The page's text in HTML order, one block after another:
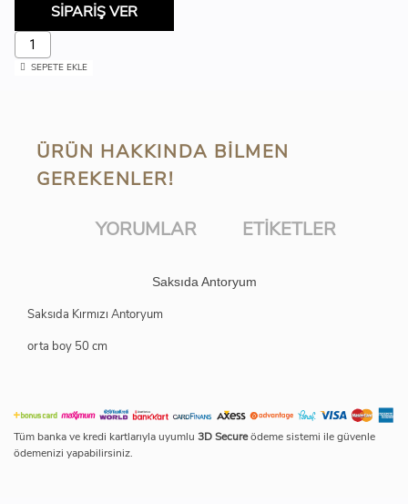
SİPARİŞ VER
SEPETE EKLE
ÜRÜN HAKKINDA BILMEN
GEREKENLER!
YORUMLAR ETIKETLER
Saksıda Antoryum
Saksıda Kırmızı Antoryum
orta boy 50 cm
Tüm banka ve kredi kartlarıyla uyumlu 3D Secureödeme sistemi ile güvenle
ödemenizi yapabilirsiniz.